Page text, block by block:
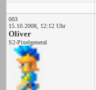
003
15.10.2008, 12:12 Uhr
Oliver
S2-Pixelgeneral